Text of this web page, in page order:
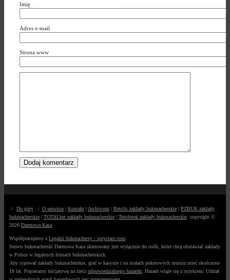
Imię
Adres e-mail
Strona www
↑ Do góry | O serwisie | Kontakt | Archiwum | Betclic zakłady bukmacherskie | PZBUK zakłady
bukmacherskie | TOTALbet zakłady bukmacherskie | Totolotek zakłady bukmacherskie copyright ©
2026 Darmowa Kasa
Współpracujemy z Legalni bukmacherzy - spryciarz.com
Serwis bukmacherski Darmowa Kasa skierowany jest wyłącznie do osób, które chcą obstawiać zakłady
w Polsce w legalnych firmach bukmacherskich.
Aby typować zakłady bukmacherskie, grać w kasynie i na stołach pokerowych musisz mieć skończone
18 lat. Popieramy inicjatywę na rzecz odpowiedzialnego hazardu . Hazard wiąże się z ryzykiem. Udział